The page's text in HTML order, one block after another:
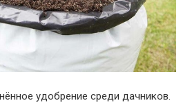
удобрение среди дачников.